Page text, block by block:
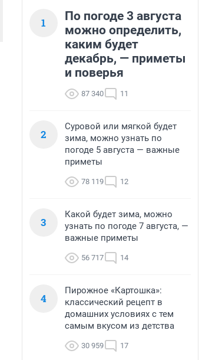
1
По погоде 3 августа
можно определить,
каким будет
декабрь, — приметы
и поверья
87 340 11
2
Суровой или мягкой будет
зима, можно узнать по
погоде 5 августа — важные
приметы
78 119 12
3
Какой будет зима, можно
узнать по погоде 7 августа, —
важные приметы
56 717 14
4
Пирожное «Картошка»:
классический рецепт в
домашних условиях с тем
самым вкусом из детства
30 959 17